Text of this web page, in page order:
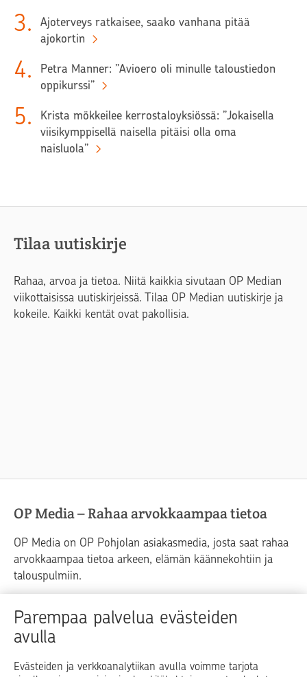
Parempaa palvelua evästeiden
avulla
Evästeiden ja verkkoanalytiikan avulla voimme tarjota
3.
Ajoterveys ratkaisee, saako vanhana pitää
ajokortin
4.
Petra Manner: ”Avioero oli minulle taloustiedon
oppikurssi”
5.
Krista mökkeilee kerrostaloyksiössä: ”Jokaisella
viisikymppisellä naisella pitäisi olla oma
naisluola”
Tilaa uutiskirje
Rahaa, arvoa ja tietoa. Niitä kaikkia sivutaan OP Median
viikottaisissa uutiskirjeissä. Tilaa OP Median uutiskirje ja
kokeile. Kaikki kentät ovat pakollisia.
OP Media – Rahaa arvokkaampaa tietoa
OP Media on OP Pohjolan asiakasmedia, josta saat rahaa
arvokkaampaa tietoa arkeen, elämän käännekohtiin ja
talouspulmiin.
Raha Elämä
Yrityselämä
Blogit ja puheenvuorot